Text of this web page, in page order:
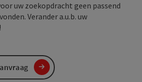
uw zoekopdracht geen passend
Verander a.u.b. uw